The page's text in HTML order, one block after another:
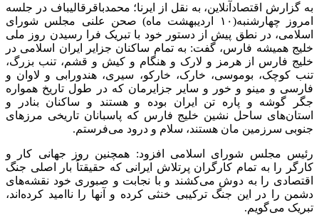
به گزارش اقتصادآنلاین، به نقل از ایرنا؛ محمدباقرقالیباف در جلسه
امروز چهارشنبه(۱۰ اردیبهشت ماه) صحن علنی مجلس شورای
اسلامی، در نطق پیش از دستور خود با تبریک فرا رسیدن روز ملی
خلیج همیشه فارس، گفت: به تمام ساکنان جزایر ایران اسلامی در
خلیج فارس از هرمز و لارک و هنگام و کیش و قشم، تنب بزرگ،
تنب کوچک، بوموسی، خارک، خارکو، سیری، هندورابی و لاوان و
فارسی و مینو و خور و سایر جزایرمان که در طول تاریخ همواره
جگر گوشه و پاره تن ایران بوده و هستند و ساکنان بنادر و
استان‌های ساحل نشین خلیج فارس که پاسبانان تاریخی مرزهای
جنوبی سرزمین مان هستند، سلام و درود می‌فرستم.
رئیس مجلس شورای اسلامی افزود: همچنین روز جهانی کار و
کارگر را به تمام کارگران پرتلاش ایرانی که حقیقتاً بار اصلی جنگ
اقتصادی را به دوش می‌کشند و با نجابت و صبوری خود نقشه‌های
دشمن را در این جنگ ترکیبی خنثی کرده و آنها را ناامید کرده‌اند،
تبریک می‌گویم.